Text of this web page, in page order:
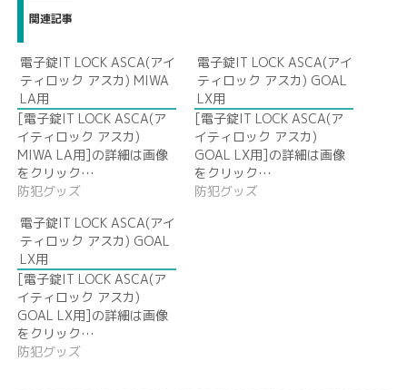
関連記事
電子錠IT LOCK ASCA(アイ
ティロック アスカ) MIWA
LA用
[電子錠IT LOCK ASCA(ア
イティロック アスカ)
MIWA LA用]の詳細は画像
をクリック…
防犯グッズ
電子錠IT LOCK ASCA(アイ
ティロック アスカ) GOAL
LX用
[電子錠IT LOCK ASCA(ア
イティロック アスカ)
GOAL LX用]の詳細は画像
をクリック…
防犯グッズ
電子錠IT LOCK ASCA(アイ
ティロック アスカ) GOAL
LX用
[電子錠IT LOCK ASCA(ア
イティロック アスカ)
GOAL LX用]の詳細は画像
をクリック…
防犯グッズ